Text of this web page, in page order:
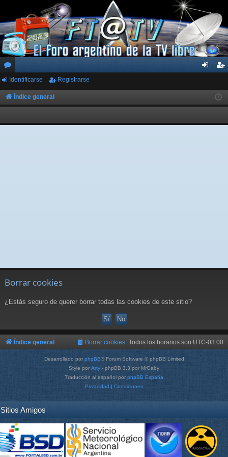
or
os
ar
ist
rs
Identificarse Registrarse
Índice general
Borrar cookies
¿Estás seguro de querer borrar todas las cookies de este sitio?
Índice general Todos los horarios son UTC-03:00
Borrar cookies
Desarrollado porphpBB® Forum Software © phpBB Limited
Style por Arty - phpBB 3.3 por MrGaby
Traducción al español por phpBB España
Privacidad | Condiciones
Sitios Amigos